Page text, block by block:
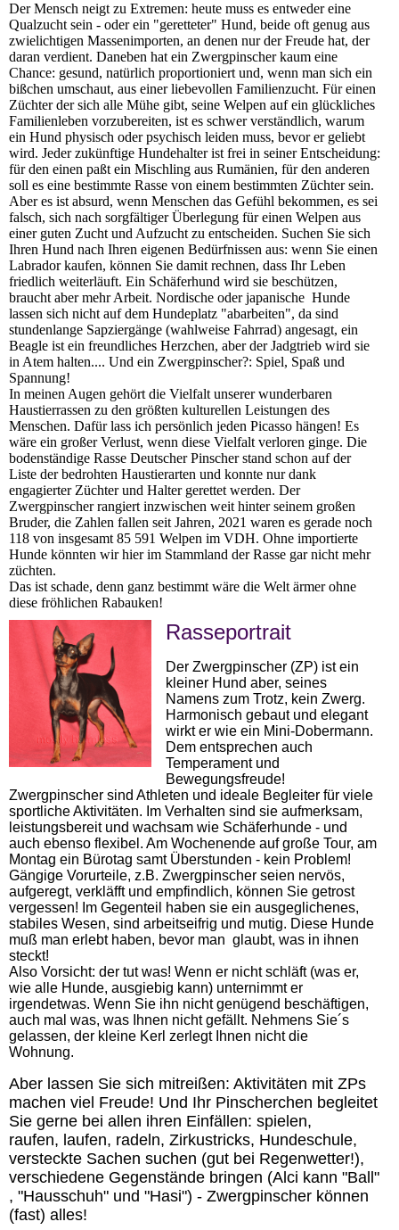
Der Mensch neigt zu Extremen: heute muss es entweder eine
Qualzucht sein - oder ein "geretteter" Hund, beide oft genug aus
zwielichtigen Massenimporten, an denen nur der Freude hat, der
daran verdient. Daneben hat ein Zwergpinscher kaum eine
Chance: gesund, natürlich proportioniert und, wenn man sich ein
bißchen umschaut, aus einer liebevollen Familienzucht. Für einen
Züchter der sich alle Mühe gibt, seine Welpen auf ein glückliches
Familienleben vorzubereiten, ist es schwer verständlich, warum
ein Hund physisch oder psychisch leiden muss, bevor er geliebt
wird. Jeder zukünftige Hundehalter ist frei in seiner Entscheidung:
für den einen paßt ein Mischling aus Rumänien, für den anderen
soll es eine bestimmte Rasse von einem bestimmten Züchter sein.
Aber es ist absurd, wenn Menschen das Gefühl bekommen, es sei
falsch, sich nach sorgfältiger Überlegung für einen Welpen aus
einer guten Zucht und Aufzucht zu entscheiden. Suchen Sie sich
Ihren Hund nach Ihren eigenen Bedürfnissen aus: wenn Sie einen
Labrador kaufen, können Sie damit rechnen, dass Ihr Leben
friedlich weiterläuft. Ein Schäferhund wird sie beschützen,
braucht aber mehr Arbeit. Nordische oder japanische Hunde
lassen sich nicht auf dem Hundeplatz "abarbeiten", da sind
stundenlange Sapziergänge (wahlweise Fahrrad) angesagt, ein
Beagle ist ein freundliches Herzchen, aber der Jadgtrieb wird sie
in Atem halten.... Und ein Zwergpinscher?: Spiel, Spaß und
Spannung!
In meinen Augen gehört die Vielfalt unserer wunderbaren
Haustierrassen zu den größten kulturellen Leistungen des
Menschen. Dafür lass ich persönlich jeden Picasso hängen! Es
wäre ein großer Verlust, wenn diese Vielfalt verloren ginge. Die
bodenständige Rasse Deutscher Pinscher stand schon auf der
Liste der bedrohten Haustierarten und konnte nur dank
engagierter Züchter und Halter gerettet werden. Der
Zwergpinscher rangiert inzwischen weit hinter seinem großen
Bruder, die Zahlen fallen seit Jahren, 2021 waren es gerade noch
118 von insgesamt 85 591 Welpen im VDH. Ohne importierte
Hunde könnten wir hier im Stammland der Rasse gar nicht mehr
züchten.
Das ist schade, denn ganz bestimmt wäre die Welt ärmer ohne
diese fröhlichen Rabauken!
Rasseportrait
Der Zwergpinscher (ZP) ist ein
kleiner Hund aber, seines
Namens zum Trotz, kein Zwerg.
Harmonisch gebaut und elegant
wirkt er wie ein Mini-Dobermann.
Dem entsprechen auch
Temperament und
Bewegungsfreude!
Zwergpinscher sind Athleten und ideale Begleiter für viele
sportliche Aktivitäten. Im Verhalten sind sie aufmerksam,
leistungsbereit und wachsam wie Schäferhunde - und
auch ebenso flexibel. Am Wochenende auf große Tour, am
Montag ein Bürotag samt Überstunden - kein Problem!
Gängige Vorurteile, z.B. Zwergpinscher seien nervös,
aufgeregt, verkläfft und empfindlich, können Sie getrost
vergessen! Im Gegenteil haben sie ein ausgeglichenes,
stabiles Wesen, sind arbeitseifrig und mutig. Diese Hunde
muß man erlebt haben, bevor man glaubt, was in ihnen
steckt!
Also Vorsicht: der tut was! Wenn er nicht schläft (was er,
wie alle Hunde, ausgiebig kann) unternimmt er
irgendetwas. Wenn Sie ihn nicht genügend beschäftigen,
auch mal was, was Ihnen nicht gefällt. Nehmens Sie´s
gelassen, der kleine Kerl zerlegt Ihnen nicht die
Wohnung.
Aber lassen Sie sich mitreißen: Aktivitäten mit ZPs
machen viel Freude! Und Ihr Pinscherchen begleitet
Sie gerne bei allen ihren Einfällen: spielen,
raufen, laufen, radeln, Zirkustricks, Hundeschule,
versteckte Sachen suchen (gut bei Regenwetter!),
verschiedene Gegenstände bringen (Alci kann "Ball"
, "Hausschuh" und "Hasi") - Zwergpinscher können
(fast) alles!